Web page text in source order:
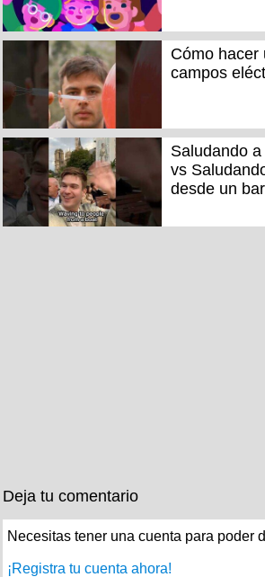
Cómo hacer
campos
Saludando
vs
desde un
Deja tu comentario
Necesitas tener una cuenta para poder
¡Registra tu cuenta ahora!